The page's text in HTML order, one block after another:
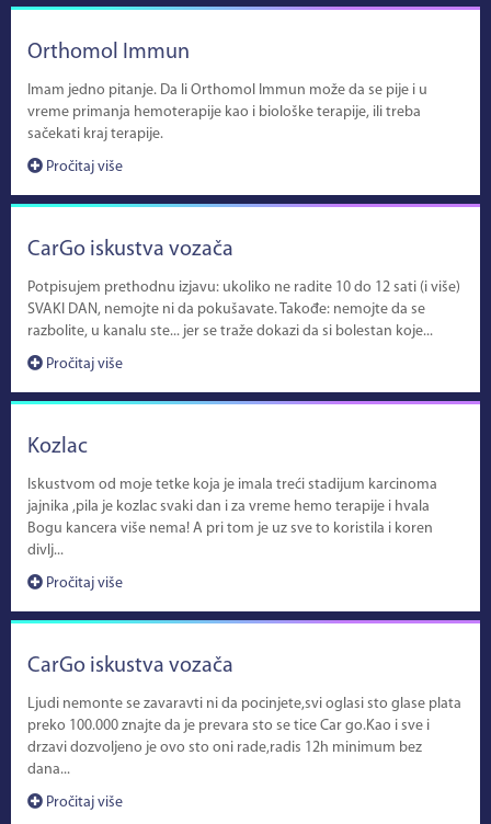
Orthomol Immun
Imam jedno pitanje. Da li Orthomol Immun može da se pije i u
vreme primanja hemoterapije kao i biološke terapije, ili treba
sačekati kraj terapije.
Pročitaj više
CarGo iskustva vozača
Potpisujem prethodnu izjavu: ukoliko ne radite 10 do 12 sati (i više)
SVAKI DAN, nemojte ni da pokušavate. Takođe: nemojte da se
razbolite, u kanalu ste... jer se traže dokazi da si bolestan koje...
Pročitaj više
Kozlac
Iskustvom od moje tetke koja je imala treći stadijum karcinoma
jajnika ,pila je kozlac svaki dan i za vreme hemo terapije i hvala
Bogu kancera više nema! A pri tom je uz sve to koristila i koren
divlj...
Pročitaj više
CarGo iskustva vozača
Ljudi nemonte se zavaravti ni da pocinjete,svi oglasi sto glase plata
preko 100.000 znajte da je prevara sto se tice Car go.Kao i sve i
drzavi dozvoljeno je ovo sto oni rade,radis 12h minimum bez
dana...
Pročitaj više